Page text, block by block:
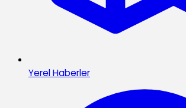
Yerel Haberler